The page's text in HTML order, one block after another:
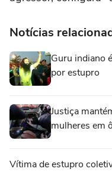
Notícias
Guru indiano
por estupro
Justiça
mulheres em
Vítima de estupro